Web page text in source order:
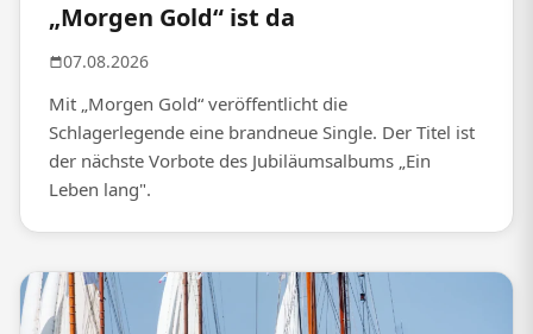
„Morgen Gold“ ist da
07.08.2026
Mit „Morgen Gold“ veröffentlicht die
Schlagerlegende eine brandneue Single. Der Titel ist
der nächste Vorbote des Jubiläumsalbums „Ein
Leben lang".